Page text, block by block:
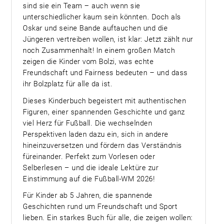
sind sie ein Team – auch wenn sie
unterschiedlicher kaum sein könnten. Doch als
Oskar und seine Bande auftauchen und die
Jüngeren vertreiben wollen, ist klar: Jetzt zählt nur
noch Zusammenhalt! In einem großen Match
zeigen die Kinder vom Bolzi, was echte
Freundschaft und Fairness bedeuten – und dass
ihr Bolzplatz für alle da ist.
Dieses Kinderbuch begeistert mit authentischen
Figuren, einer spannenden Geschichte und ganz
viel Herz für Fußball. Die wechselnden
Perspektiven laden dazu ein, sich in andere
hineinzuversetzen und fördern das Verständnis
füreinander. Perfekt zum Vorlesen oder
Selberlesen – und die ideale Lektüre zur
Einstimmung auf die Fußball-WM 2026!
Für Kinder ab 5 Jahren, die spannende
Geschichten rund um Freundschaft und Sport
lieben. Ein starkes Buch für alle, die zeigen wollen: